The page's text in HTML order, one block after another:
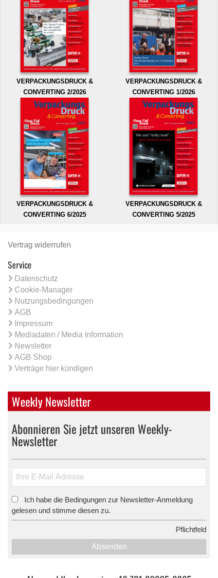
VERPACKUNGSDRUCK &
CONVERTING 2/2026
VERPACKUNGSDRUCK &
CONVERTING 1/2026
VERPACKUNGSDRUCK &
CONVERTING 6/2025
VERPACKUNGSDRUCK &
CONVERTING 5/2025
Vertrag widerrufen
Service
Datenschutz
Cookie-Manager
Nutzungsbedingungen
AGB
Impressum
Mediadaten / Media Information
Newsletter
AGB Shop
Verträge hier kündigen
Weekly Newsletter
Abonnieren Sie jetzt unseren Weekly-
Newsletter
Ich habe die Bedingungen zur Newsletter-Anmeldung
gelesen und stimme diesen zu.
Pflichtfeld
Absenden